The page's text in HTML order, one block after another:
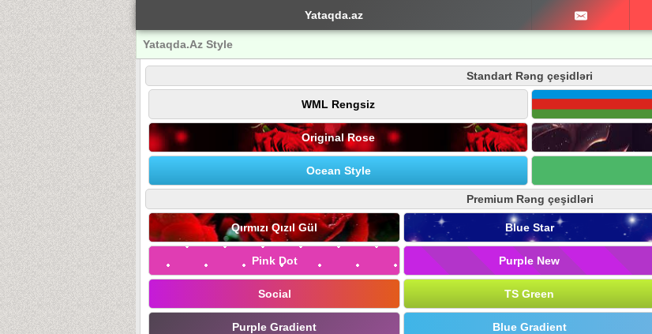
Yataqda.az
Yataqda.Az Style
Standart Rəng çeşidləri
WML Rengsiz
Original Rose
Ocean Style
Premium Rəng çeşidləri
Qırmızı Qızıl Gül Blue Star
Pink Dot Purple New
Social TS Green
Purple Gradient Blue Gradient